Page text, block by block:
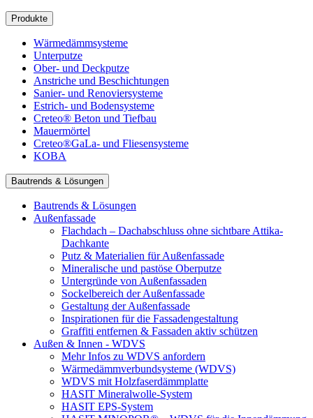
Produkte
Wärmedämmsysteme
Unterputze
Ober- und Deckputze
Anstriche und Beschichtungen
Sanier- und Renoviersysteme
Estrich- und Bodensysteme
Creteo® Beton und Tiefbau
Mauermörtel
Creteo®GaLa- und Fliesensysteme
KOBA
Bautrends & Lösungen
Bautrends & Lösungen
Außenfassade
Flachdach – Dachabschluss ohne sichtbare Attika-
Dachkante
Putz & Materialien für Außenfassade
Mineralische und pastöse Oberputze
Untergründe von Außenfassaden
Sockelbereich der Außenfassade
Gestaltung der Außenfassade
Inspirationen für die Fassadengestaltung
Graffiti entfernen & Fassaden aktiv schützen
Außen & Innen - WDVS
Mehr Infos zu WDVS anfordern
Wärmedämmverbundsysteme (WDVS)
WDVS mit Holzfaserdämmplatte
HASIT Mineralwolle-System
HASIT EPS-System